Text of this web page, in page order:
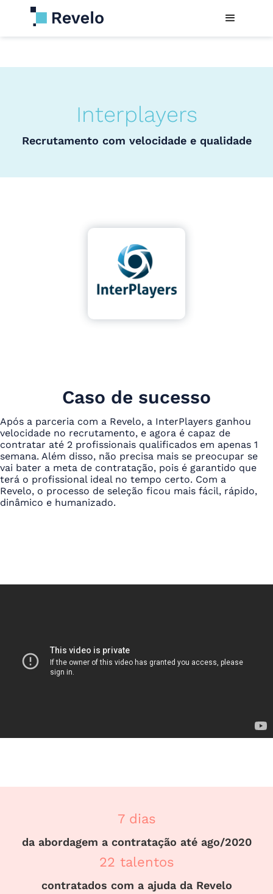
Interplayers
Recrutamento com velocidade e qualidade
Caso de sucesso
Após a parceria com a Revelo, a InterPlayers ganhou
velocidade no recrutamento, e agora é capaz de
contratar até 2 profissionais qualificados em apenas 1
semana. Além disso, não precisa mais se preocupar se
vai bater a meta de contratação, pois é garantido que
terá o profissional ideal no tempo certo. Com a
Revelo, o processo de seleção ficou mais fácil, rápido,
dinâmico e humanizado.
7 dias
da abordagem a contratação até ago/2020
22 talentos
contratados com a ajuda da Revelo